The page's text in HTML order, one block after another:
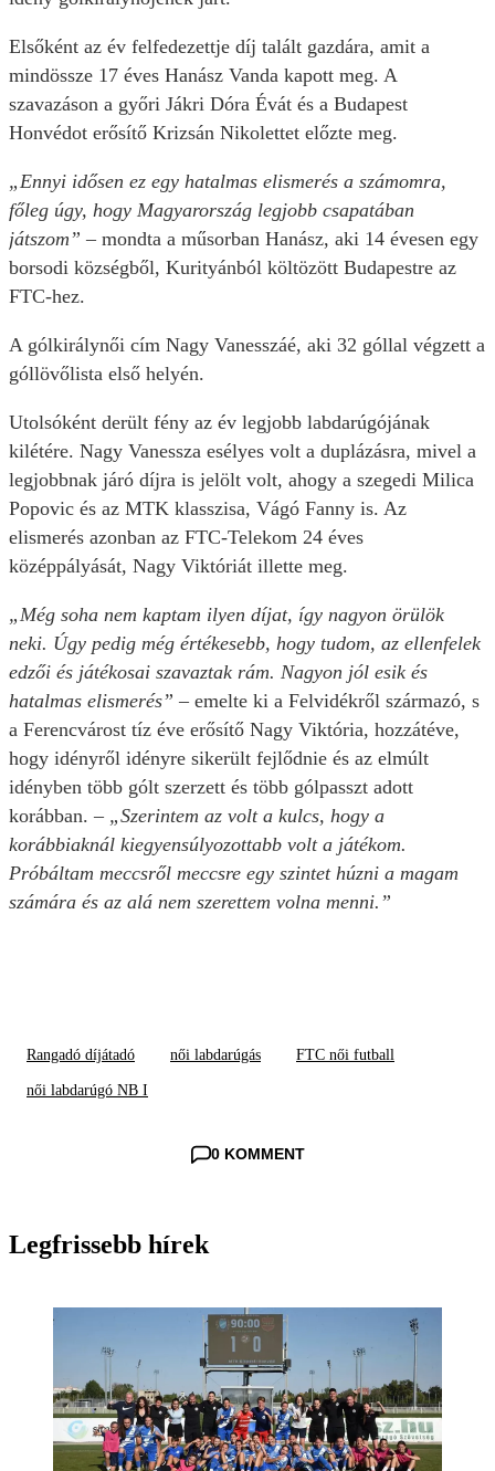
Elsőként az év felfedezettje díj talált gazdára, amit a
mindössze 17 éves Hanász Vanda kapott meg. A
szavazáson a győri Jákri Dóra Évát és a Budapest
Honvédot erősítő Krizsán Nikolettet előzte meg.
„Ennyi idősen ez egy hatalmas elismerés a számomra,
főleg úgy, hogy Magyarország legjobb csapatában
játszom” – mondta a műsorban Hanász, aki 14 évesen egy
borsodi községből, Kurityánból költözött Budapestre az
FTC-hez.
A gólkirálynői cím Nagy Vanesszáé, aki 32 góllal végzett a
góllövőlista első helyén.
Utolsóként derült fény az év legjobb labdarúgójának
kilétére. Nagy Vanessza esélyes volt a duplázásra, mivel a
legjobbnak járó díjra is jelölt volt, ahogy a szegedi Milica
Popovic és az MTK klasszisa, Vágó Fanny is. Az
elismerés azonban az FTC-Telekom 24 éves
középpályását, Nagy Viktóriát illette meg.
„Még soha nem kaptam ilyen díjat, így nagyon örülök
neki. Úgy pedig még értékesebb, hogy tudom, az ellenfelek
edzői és játékosai szavaztak rám. Nagyon jól esik és
hatalmas elismerés” – emelte ki a Felvidékről származó, s
a Ferencvárost tíz éve erősítő Nagy Viktória, hozzátéve,
hogy idényről idényre sikerült fejlődnie és az elmúlt
idényben több gólt szerzett és több gólpasszt adott
korábban. – „Szerintem az volt a kulcs, hogy a
korábbiaknál kiegyensúlyozottabb volt a játékom.
Próbáltam meccsről meccsre egy szintet húzni a magam
számára és az alá nem szerettem volna menni.”
Rangadó díjátadó női labdarúgás FTC női futball
női labdarúgó NB I
0 KOMMENT
Legfrissebb hírek